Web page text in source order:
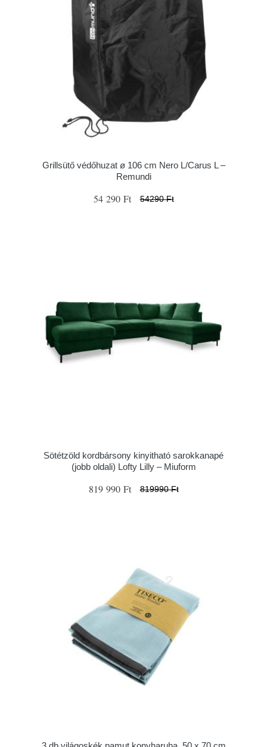
Grillsütő védőhuzat ø 106 cm Nero L/Carus L –
Remundi
54 290 Ft 54290 Ft
Sötétzöld kordbársony kinyitható sarokkanapé
(jobb oldali) Lofty Lilly – Miuform
819 990 Ft 819990 Ft